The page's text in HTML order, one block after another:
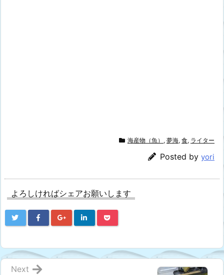
海産物（魚） , 夢海, 食, ライター
Posted by yori
よろしければシェアお願いします
Next